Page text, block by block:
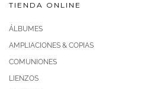
TIENDA ONLINE
ÁLBUMES
AMPLIACIONES & COPIAS
COMUNIONES
LIENZOS